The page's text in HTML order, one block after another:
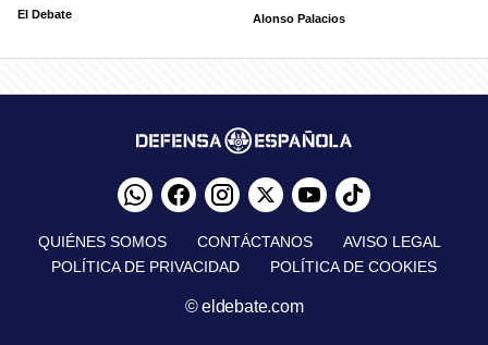
El Debate Alonso Palacios
QUIÉNES SOMOS CONTÁCTANOS
AVISO LEGAL
POLÍTICA DE PRIVACIDAD
POLÍTICA DE COOKIES
© eldebate.com